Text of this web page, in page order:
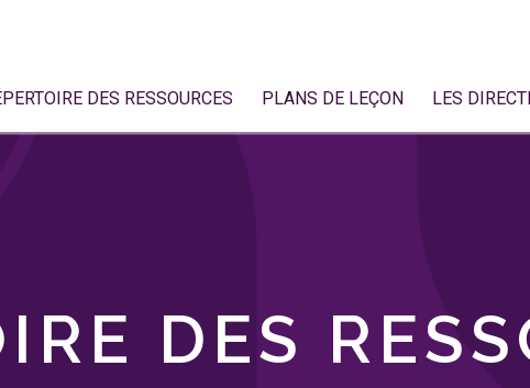
DES RESSOURCES PLANS DE LEÇON LES
DES